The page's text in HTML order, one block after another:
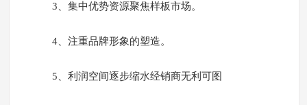
3、集中优势资源聚焦样板市场。
4、注重品牌形象的塑造。
5、利润空间逐步缩水经销商无利可图